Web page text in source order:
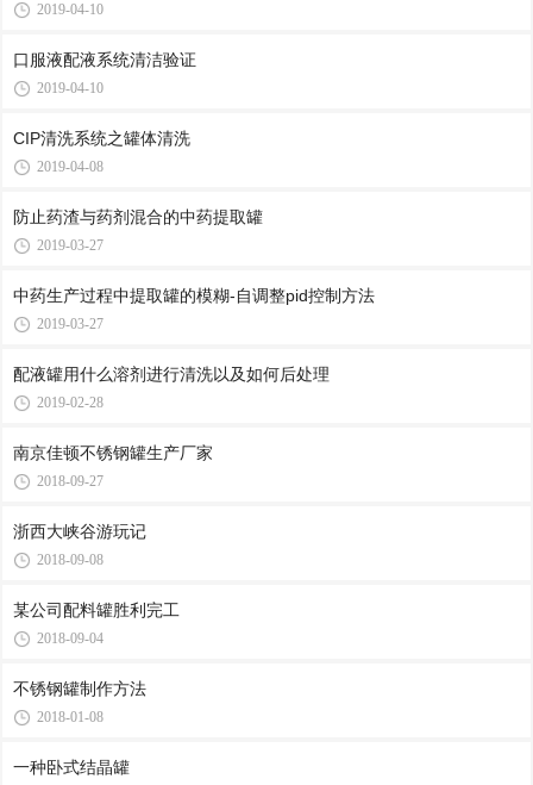
2019-04-10
口服液配液系统清洁验证
2019-04-10
CIP清洗系统之罐体清洗
2019-04-08
防止药渣与药剂混合的中药提取罐
2019-03-27
中药生产过程中提取罐的模糊-自调整pid控制方法
2019-03-27
配液罐用什么溶剂进行清洗以及如何后处理
2019-02-28
南京佳顿不锈钢罐生产厂家
2018-09-27
浙西大峡谷游玩记
2018-09-08
某公司配料罐胜利完工
2018-09-04
不锈钢罐制作方法
2018-01-08
一种卧式结晶罐